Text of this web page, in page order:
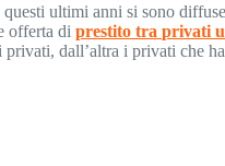
questi ultimi anni si sono
offerta diprestito tra privati
privati, dall’altra i privati che